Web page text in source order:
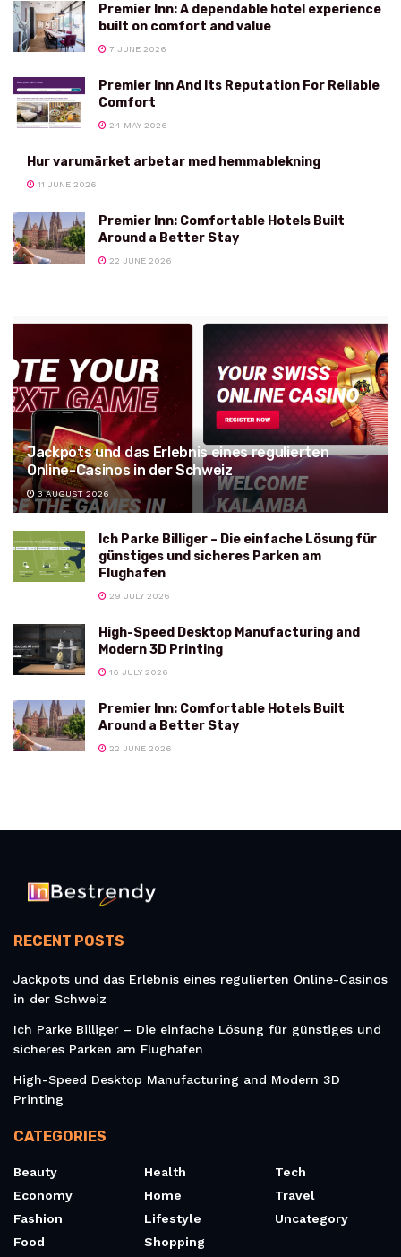
Premier Inn: A dependable hotel experience
built on comfort and value
7 JUNE 2026
Premier Inn And Its Reputation For Reliable
Comfort
24 MAY 2026
Hur varumärket arbetar med hemmablekning
11 JUNE 2026
Premier Inn: Comfortable Hotels Built
Around a Better Stay
22 JUNE 2026
Jackpots und das Erlebnis eines regulierten
Online-Casinos in der Schweiz
3 AUGUST 2026
Ich Parke Billiger – Die einfache Lösung für
günstiges und sicheres Parken am
Flughafen
29 JULY 2026
High-Speed Desktop Manufacturing and
Modern 3D Printing
16 JULY 2026
Premier Inn: Comfortable Hotels Built
Around a Better Stay
22 JUNE 2026
RECENT POSTS
Jackpots und das Erlebnis eines regulierten Online-Casinos
in der Schweiz
Ich Parke Billiger – Die einfache Lösung für günstiges und
sicheres Parken am Flughafen
High-Speed Desktop Manufacturing and Modern 3D
Printing
CATEGORIES
Beauty
Economy
Fashion
Food
Health
Home
Lifestyle
Shopping
Tech
Travel
Uncategory